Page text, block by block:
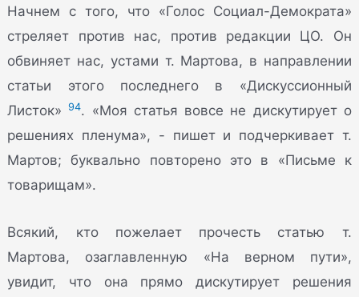
Начнем с того, что «Голос Социал-Демократа»
стреляет против нас, против редакции ЦО. Он
обвиняет нас, устами т. Мартова, в направлении
статьи этого последнего в «Дискуссионный
Листок»94. «Моя статья вовсе не дискутирует о
решениях пленума», - пишет и подчеркивает т.
Мартов; буквально повторено это в «Письме к
товарищам».
Всякий, кто пожелает прочесть статью т.
Мартова, озаглавленную «На верном пути»,
увидит, что она прямо дискутирует решения